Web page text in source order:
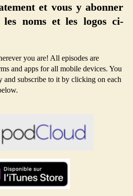
et vous y abonner
noms et les logos ci-
you are! All episodes are
and apps for all mobile devices. You
and subscribe to it by clicking on each